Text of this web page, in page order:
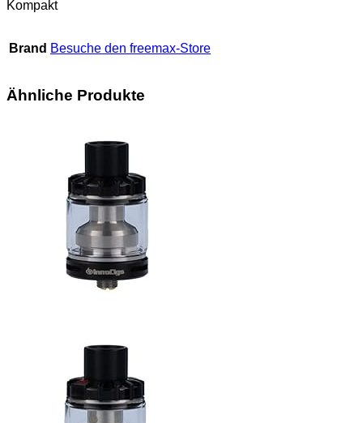
Kompakt
Brand Besuche den freemax-Store
Ähnliche Produkte